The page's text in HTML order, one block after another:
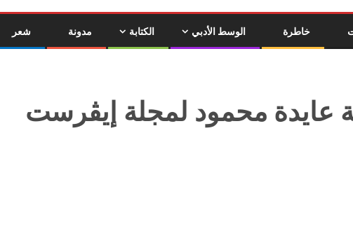
خاطرة الوسط الأدبي الكتابة مدونة شعر
عايدة محمود لمجلة إيڤرست